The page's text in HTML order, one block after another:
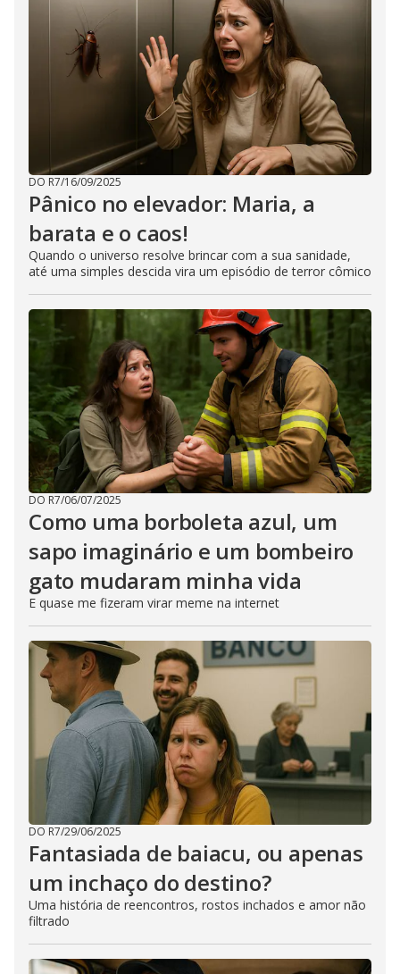
DO R7/16/09/2025
Pânico no elevador: Maria, a
barata e o caos!
Quando o universo resolve brincar com a sua sanidade,
até uma simples descida vira um episódio de terror cômico
DO R7/06/07/2025
Como uma borboleta azul, um
sapo imaginário e um bombeiro
gato mudaram minha vida
E quase me fizeram virar meme na internet
DO R7/29/06/2025
Fantasiada de baiacu, ou apenas
um inchaço do destino?
Uma história de reencontros, rostos inchados e amor não
filtrado